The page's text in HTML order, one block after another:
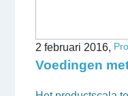
2 februari 2016,
Voedingen